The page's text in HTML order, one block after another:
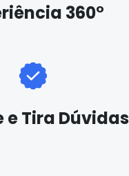
360°
e Tira Dúvidas